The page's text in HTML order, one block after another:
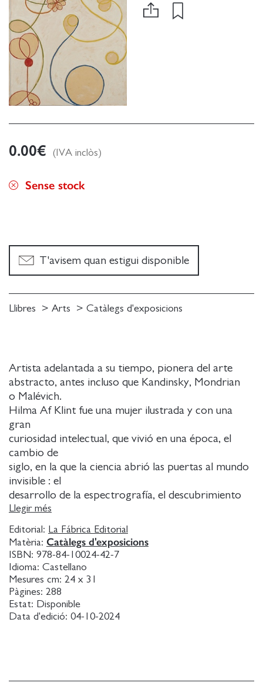
Artista adelantada a su tiempo, pionera del arte
abstracto, antes incluso que Kandinsky, Mondrian
o Malévich.
Hilma Af Klint fue una mujer ilustrada y con una
gran
curiosidad intelectual, que vivió en una época, el
cambio de
siglo, en la que la ciencia abrió las puertas al mundo
invisible : el
desarrollo de la espectrografía, el descubrimiento
de las
partículas subatómicas o la radioactividad
conectaban lo real
con los espiritual. En este contexto, se hizo muy
popular el uso
del espiritismo entre asociaciones de mujeres como
vía para
superar la marginación a la que sus voces estaban
sometidas.
así, acceder
Llegir més
Editorial: La Fábrica Editorial
Matèria: Catàlegs d'exposicions
ISBN: 978-84-10024-42-7
Idioma: Castellano
Mesures cm: 24 x 31
Pàgines: 288
Estat: Disponible
Data d'edició: 04-10-2024
0.00€ (IVA inclòs)
Sense stock
T'avisem quan estigui disponible
Llibres Arts Catàlegs d'exposicions